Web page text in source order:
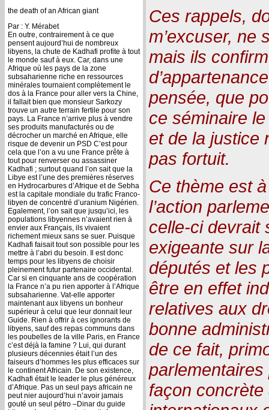
the death of an African giant
Par : Y. Mérabet
En outre, contrairement à ce que
pensent aujourd’hui de nombreux
libyens, la chute de Kadhafi profite à tout
le monde sauf à eux. Car, dans une
Afrique où les pays de la zone
subsaharienne riche en ressources
minérales tournaient complètement le
dos à la France pour aller vers la Chine,
il fallait bien que monsieur Sarkozy
trouve un autre terrain fertile pour son
pays. La France n’arrive plus à vendre
ses produits manufacturés ou de
décrocher un marché en Afrique, elle
risque de devenir un PSD C’est pour
cela que l’on a vu une France prête à
tout pour renverser ou assassiner
Kadhafi ; surtout quand l’on sait que la
Libye est l’une des premières réserves
en Hydrocarbures d’Afrique et de Sebha
est la capitale mondiale du trafic Franco-
libyen de concentré d’uranium Nigérien.
Egalement, l’on sait que jusqu’ici, les
populations libyennes n’avaient rien à
envier aux Français, ils vivaient
richement mieux sans se suer. Puisque
Kadhafi faisait tout son possible pour les
mettre à l’abri du besoin. Il est donc
temps pour les libyens de choisir
pleinement futur partenaire occidental.
Car si en cinquante ans de coopération
la France n’a pu rien apporter à l’Afrique
subsaharienne. Vat-elle apporter
maintenant aux libyens un bonheur
supérieur à celui que leur donnait leur
Guide. Rien à offrir à ces ignorants de
libyens, sauf des repas communs dans
les poubelles de la ville Paris, en France
c’est déjà la famine ? Lui, qui durant
plusieurs décennies était l’un des
faiseurs d’hommes les plus efficaces sur
le continent Africain. De son existence,
Kadhafi était le leader le plus généreux
d’Afrique. Pas un seul pays africain ne
peut nier aujourd’hui n’avoir jamais
gouté un seul pétro –Dinar du guide
Ces rappels,
m’excuser, ne
mais ils
pensée, que
ce séminaire
et de la justice
pas fortuit.
Ce thème est
l’action
celle-ci devrait
exigeante sur
députés et les
être en effet
relatives aux
bonne
de ce fait,
façon